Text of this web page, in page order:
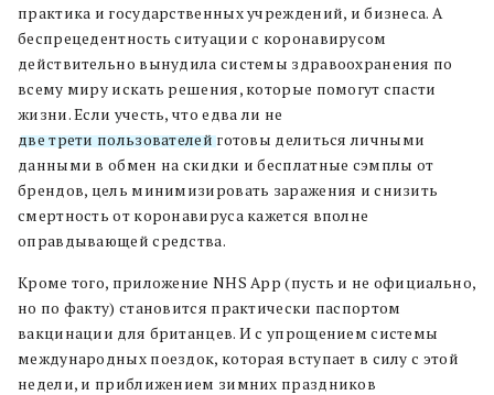
практика и государственных учреждений, и бизнеса. А
беспрецедентность ситуации с коронавирусом
действительно вынудила системы здравоохранения по
всему миру искать решения, которые помогут спасти
жизни. Если учесть, что едва ли не
две трети пользователейготовы делиться личными
данными в обмен на скидки и бесплатные сэмплы от
брендов, цель минимизировать заражения и снизить
смертность от коронавируса кажется вполне
оправдывающей средства.
Кроме того, приложение NHS App (пусть и не официально,
но по факту) становится практически паспортом
вакцинации для британцев. И с упрощением системы
международных поездок, которая вступает в силу с этой
недели, и приближением зимних праздников